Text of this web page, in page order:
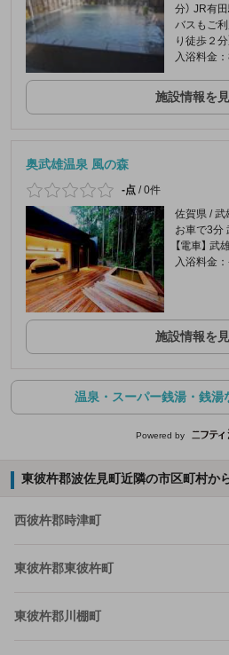
分） JR有
バスもご
り徒歩２分
入浴料金
施設情報を
奥武雄温泉 風の森
-点 /0件
佐賀県 / 武
お車で3分
【電車】
入浴料金
施設情報を
温泉・スーパー銭湯・銭湯
Powered by
東彼杵郡波佐見町近隣の市区町村か
西彼杵郡時津町
東彼杵郡東彼杵町
東彼杵郡川棚町